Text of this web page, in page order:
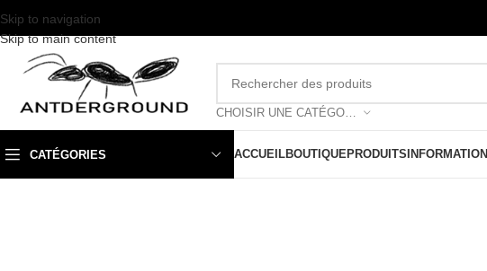
Skip to navigation
Skip to main content
CATÉGORIES ACCUEILBOUTIQUEPRODUITS INFORMATION